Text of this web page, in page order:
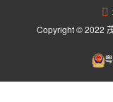
Copyright © 2022